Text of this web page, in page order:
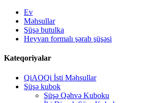
Ev
Məhsullar
Şüşə butulka
Heyvan formalı şərab şüşəsi
Kateqoriyalar
QiAOQi İsti Məhsullar
Şüşə kubok
Şüşə Qəhvə Kuboku